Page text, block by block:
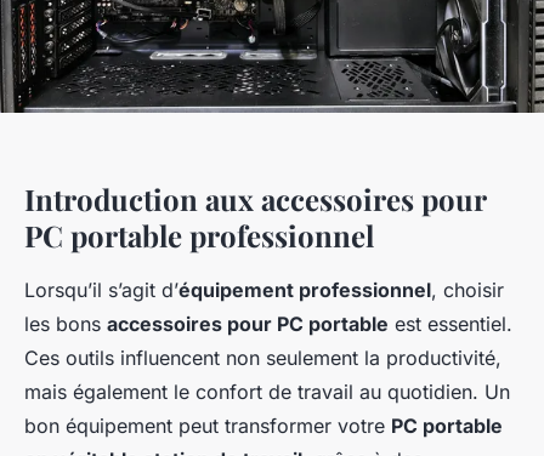
Introduction aux accessoires pour
PC portable professionnel
Lorsqu’il s’agit d’équipement professionnel, choisir
les bons accessoires pour PC portable est essentiel.
Ces outils influencent non seulement la productivité,
mais également le confort de travail au quotidien. Un
bon équipement peut transformer votre PC portable